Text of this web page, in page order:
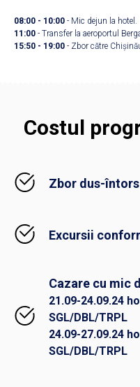
08:00 - 10:00 - Mic dejun la hotel.
11:00 - Transfer la aeroportul
15:50 - 19:00 - Zbor către
Costul
Zbor dus-întors
Excursii
Cazare cu mic
21.09-24.09.24
SGL/DBL/TRPL
24.09-27.09.24
SGL/DBL/TRPL